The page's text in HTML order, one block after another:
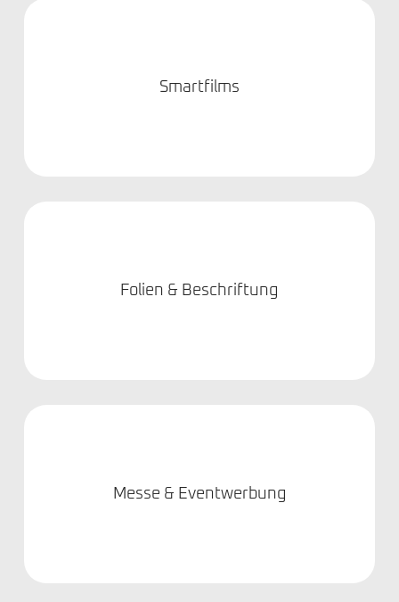
Smartfilms
Folien & Beschriftung
Messe & Eventwerbung